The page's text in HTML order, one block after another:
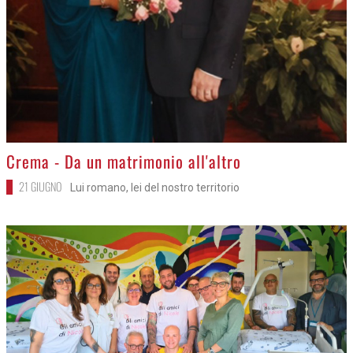
>
Crema - Da un matrimonio all'altro
21 GIUGNO Lui romano, lei del nostro territorio